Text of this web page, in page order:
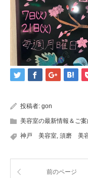
投稿者: gon
美容室の最新情報＆ご案
神戸 美容室, 須磨 美
前のページ